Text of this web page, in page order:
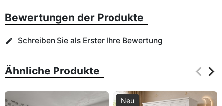
Bewertungen der Produkte
edit Schreiben Sie als Erster Ihre Bewertung
Ähnliche Produkte keyboard_arrow_left
keyboard_arrow_right
Neu